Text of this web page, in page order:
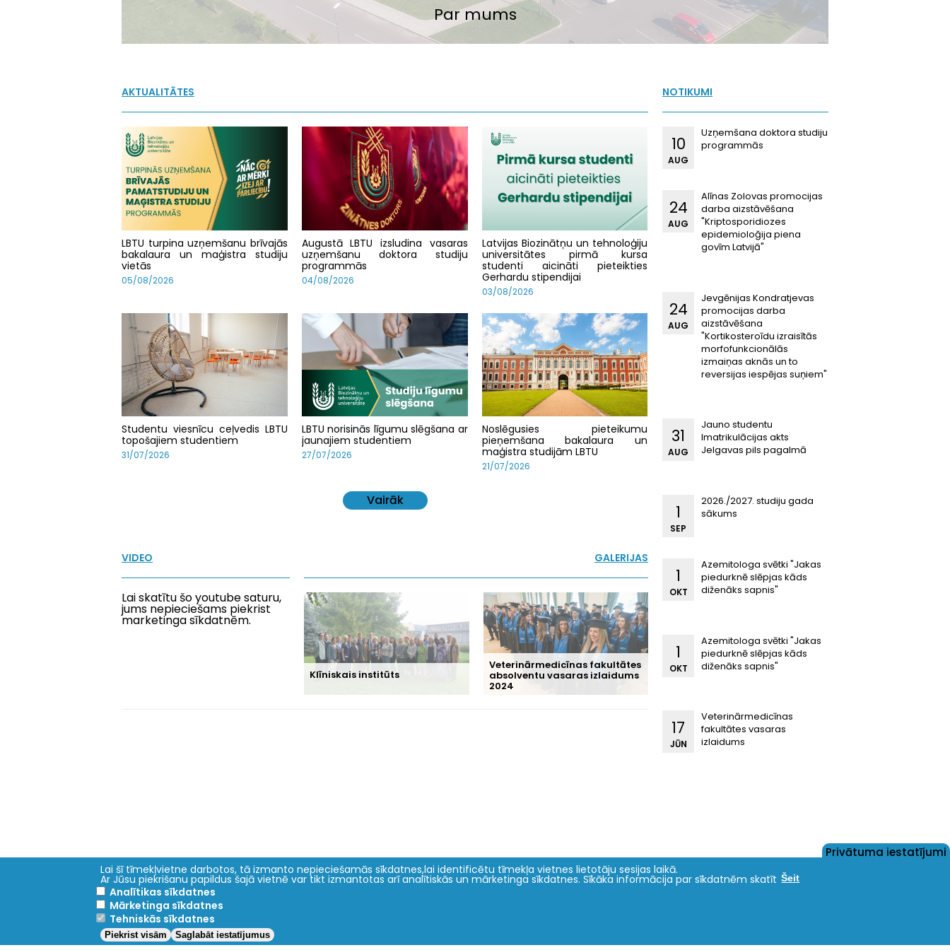
Par mums
Studijas
Zinātne un inovācijas
AKTUALITĀTES
LBTU turpina uzņemšanu brīvajās
bakalaura un maģistra studiju
vietās
05/08/2026
Augustā LBTU izsludina vasaras
uzņemšanu doktora studiju
programmās
04/08/2026
Latvijas Biozinātņu un tehnoloģiju
universitātes pirmā kursa
studenti aicināti pieteikties
Gerhardu stipendijai
03/08/2026
Studentu viesnīcu ceļvedis LBTU
topošajiem studentiem
31/07/2026
LBTU norisinās līgumu slēgšana ar
jaunajiem studentiem
27/07/2026
Noslēgusies pieteikumu
pieņemšana bakalaura un
maģistra studijām LBTU
21/07/2026
Vairāk
VIDEO
Lai skatītu šo youtube saturu,
jums nepieciešams piekrist
marketinga sīkdatnēm.
GALERIJAS
Klīniskais institūts
Veterinārmedicīnas fakultātes
absolventu vasaras izlaidums
2024
NOTIKUMI
Uzņemšana doktora studiju
programmās
10
AUG
Alīnas Zolovas promocijas
darba aizstāvēšana
"Kriptosporidiozes
epidemioloğija piena
govīm Latvijā"
24
AUG
Jevgēnijas Kondratjevas
promocijas darba
aizstāvēšana
"Kortikosteroīdu izraisītās
morfofunkcionālās
izmaiņas aknās un to
reversijas iespējas suņiem"
24
AUG
Jauno studentu
Imatrikulācijas akts
Jelgavas pils pagalmā
31
AUG
2026./2027. studiju gada
sākums
1
SEP
Azemitologa svētki "Jakas
piedurknē slēpjas kāds
diženāks sapnis"
1
OKT
Azemitologa svētki "Jakas
piedurknē slēpjas kāds
diženāks sapnis"
1
OKT
Veterinārmedicīnas
fakultātes vasaras
izlaidums
17
JŪN
Galvenā
izvēlne
Studijas
Pamatstudijas
Doktora studijas
Stipendijas
Dome
Privātuma iestatījumi
Lai šī tīmekļvietne darbotos, tā izmanto nepieciešamās sīkdatnes,lai identificētu tīmekļa vietnes lietotāju sesijas laikā.
Ar Jūsu piekrišanu papildus šajā vietnē var tikt izmantotas arī analītiskās un mārketinga sīkdatnes. Sīkāka informācija par sīkdatnēm skatīt Šeit
Analītikas sīkdatnes
Mārketinga sīkdatnes
Tehniskās sīkdatnes
Saglabāt iestatījumus
Piekrist visām